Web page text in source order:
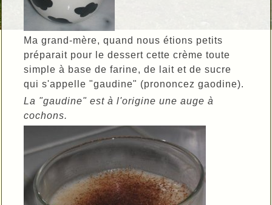
Ma grand-mère, quand nous étions petits
préparait pour le dessert cette crème toute
simple à base de farine, de lait et de sucre
qui s'appelle "gaudine" (prononcez gaodine).
La "gaudine" est à l'origine une auge à
cochons.